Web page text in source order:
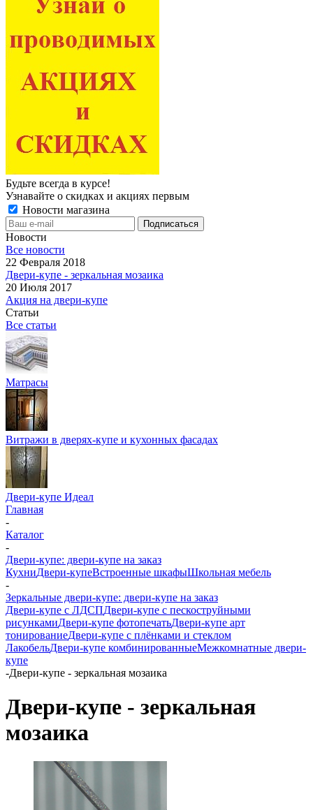
Будьте всегда в курсе!
Узнавайте о скидках и акциях первым
Новости магазина
Новости
Все новости
22 Февраля 2018
Двери-купе - зеркальная мозаика
20 Июля 2017
Акция на двери-купе
Статьи
Все статьи
Матрасы
Витражи в дверях-купе и кухонных фасадах
Двери-купе Идеал
Главная
-
Каталог
-
Двери-купе: двери-купе на заказ
КухниДвери-купеВстроенные шкафыШкольная мебель
-
Зеркальные двери-купе: двери-купе на заказ
Двери-купе с ЛДСПДвери-купе с пескоструйными
рисункамиДвери-купе фотопечатьДвери-купе арт
тонированиеДвери-купе с плёнками и стеклом
ЛакобельДвери-купе комбинированныеМежкомнатные двери-
купе
-Двери-купе - зеркальная мозаика
Двери-купе - зеркальная
мозаика